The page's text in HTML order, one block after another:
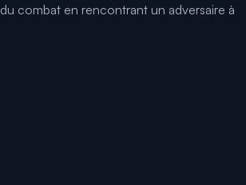
combat en rencontrant un adversaire à